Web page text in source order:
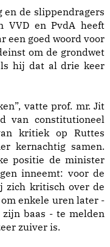
en de slippendragers
VVD en PvdA heeft
een goed woord voor
om de grondwet
hij dat al drie keer
vatte prof. mr. Jit
van constitutioneel
kritiek op Ruttes
kernachtig samen.
positie de minister
inneemt: voor de
zich kritisch over de
enkele uren later -
baas - te melden
zuiver is.